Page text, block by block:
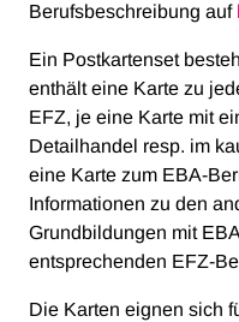
Berufsbeschreibung auf
Ein Postkartenset
enthält eine Karte zu
EFZ, je eine Karte mit
Detailhandel resp. im
eine Karte zum EBA-
Informationen zu den
Grundbildungen mit
entsprechenden EFZ-
Die Karten eignen sich